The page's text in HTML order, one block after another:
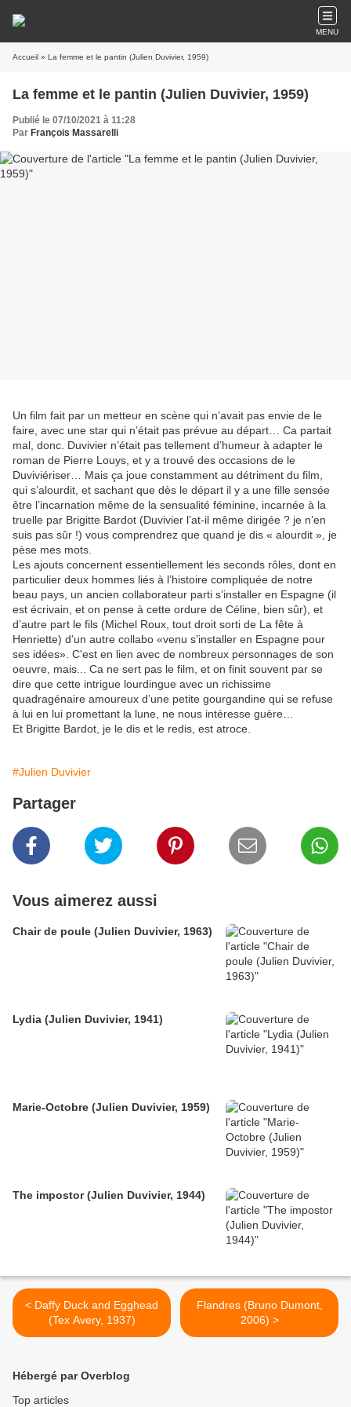
MENU
Accueil » La femme et le pantin (Julien Duvivier, 1959)
La femme et le pantin (Julien Duvivier, 1959)
Publié le 07/10/2021 à 11:28
Par François Massarelli
Un film fait par un metteur en scène qui n’avait pas envie de le
faire, avec une star qui n’était pas prévue au départ… Ca partait
mal, donc. Duvivier n’était pas tellement d’humeur à adapter le
roman de Pierre Louys, et y a trouvé des occasions de le
Duviviériser… Mais ça joue constamment au détriment du film,
qui s’alourdit, et sachant que dès le départ il y a une fille sensée
être l’incarnation même de la sensualité féminine, incarnée à la
truelle par Brigitte Bardot (Duvivier l’at-il même dirigée ? je n’en
suis pas sûr !) vous comprendrez que quand je dis « alourdit », je
pèse mes mots.
Les ajouts concernent essentiellement les seconds rôles, dont en
particulier deux hommes liés à l’histoire compliquée de notre
beau pays, un ancien collaborateur parti s’installer en Espagne (il
est écrivain, et on pense à cette ordure de Céline, bien sûr), et
d’autre part le fils (Michel Roux, tout droit sorti de La fête à
Henriette) d’un autre collabo «venu s’installer en Espagne pour
ses idées». C'est en lien avec de nombreux personnages de son
oeuvre, mais... Ca ne sert pas le film, et on finit souvent par se
dire que cette intrigue lourdingue avec un richissime
quadragénaire amoureux d’une petite gourgandine qui se refuse
à lui en lui promettant la lune, ne nous intéresse guère…
Et Brigitte Bardot, je le dis et le redis, est atroce.
#Julien Duvivier
Partager
Vous aimerez aussi
Chair de poule (Julien Duvivier, 1963)
Lydia (Julien Duvivier, 1941)
Marie-Octobre (Julien Duvivier, 1959)
The impostor (Julien Duvivier, 1944)
< Daffy Duck and Egghead
(Tex Avery, 1937)
Flandres (Bruno Dumont,
2006) >
Hébergé par Overblog
Top articles